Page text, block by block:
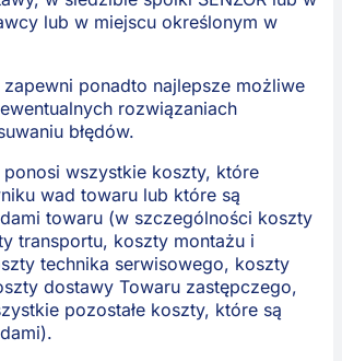
lub w miejscu określonym w
ponadto najlepsze możliwe
rozwiązaniach
błędów.
wszystkie koszty, które
wad towaru lub które są
towaru (w szczególności koszty
transportu, koszty montażu i
technika serwisowego, koszty
dostawy Towaru zastępczego,
pozostałe koszty, które są